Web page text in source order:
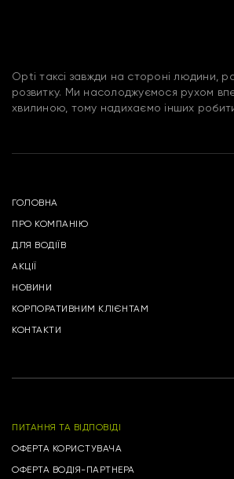
Opti таксі завжди на стороні людини,
розвитку. Ми насолоджуємося рухом
хвилиною, тому надихаємо інших
ГОЛОВНА
ПРО КОМПАНІЮ
ДЛЯ ВОДІЇВ
АКЦІЇ
НОВИНИ
КОРПОРАТИВНИМ КЛІЄНТАМ
КОНТАКТИ
ПИТАННЯ ТА ВІДПОВІДІ
ОФЕРТА КОРИСТУВАЧА
ОФЕРТА ВОДІЯ-ПАРТНЕРА